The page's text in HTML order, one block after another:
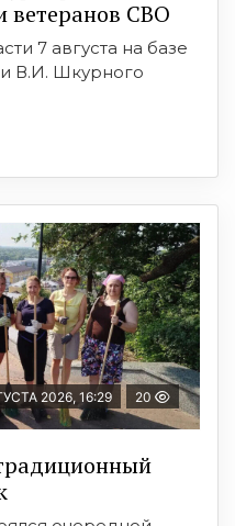
ветеранов СВО
7 августа на базе
В.И. Шкурного
2026, 16:29 20